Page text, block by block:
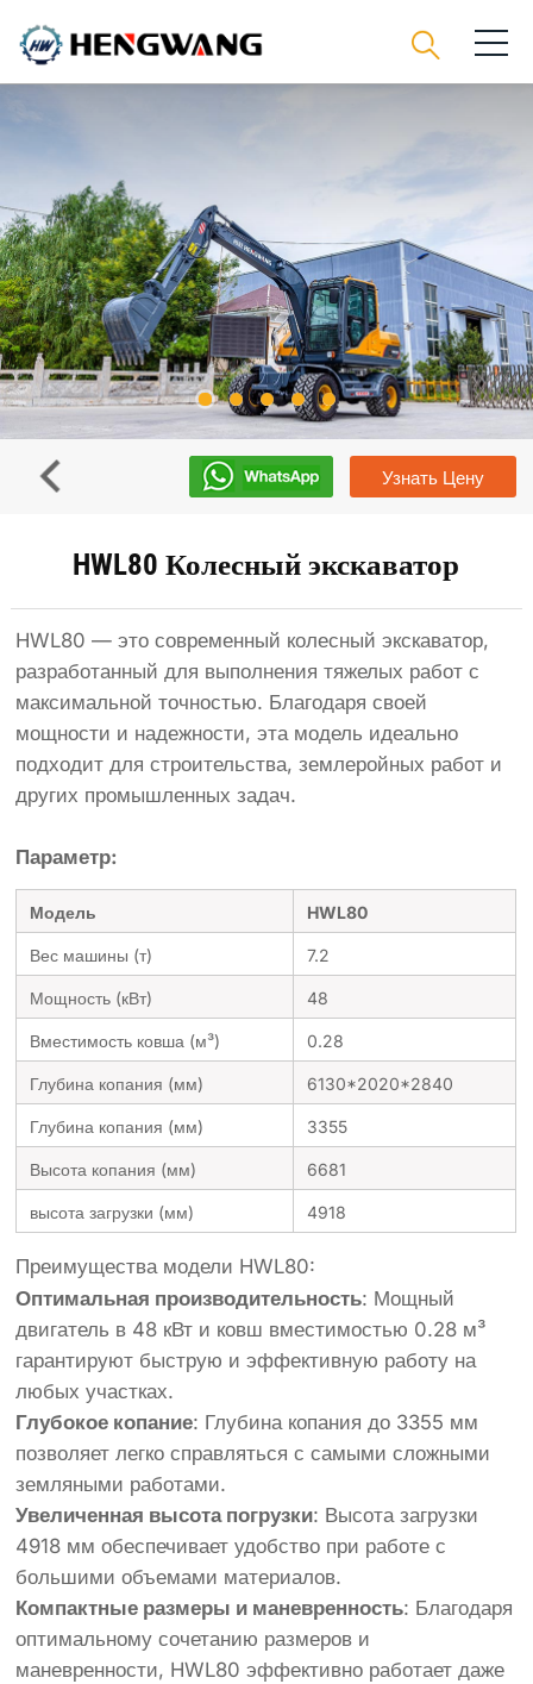
Узнать Цену
HWL80 Колесный экскаватор
HWL80 — это современный колесный экскаватор,
разработанный для выполнения тяжелых работ с
максимальной точностью. Благодаря своей
мощности и надежности, эта модель идеально
подходит для строительства, землеройных работ и
других промышленных задач.
Параметр:
Модель HWL80
Вес машины (т) 7.2
Мощность (кВт) 48
Вместимость ковша (м³) 0.28
Глубина копания (мм) 6130*2020*2840
Глубина копания (мм) 3355
Высота копания (мм) 6681
высота загрузки (мм) 4918
Преимущества модели HWL80:
Оптимальная производительность: Мощный
двигатель в 48 кВт и ковш вместимостью 0.28 м³
гарантируют быструю и эффективную работу на
любых участках.
Глубокое копание: Глубина копания до 3355 мм
позволяет легко справляться с самыми сложными
земляными работами.
Увеличенная высота погрузки: Высота загрузки
4918 мм обеспечивает удобство при работе с
большими объемами материалов.
Компактные размеры и маневренность: Благодаря
оптимальному сочетанию размеров и
маневренности, HWL80 эффективно работает даже